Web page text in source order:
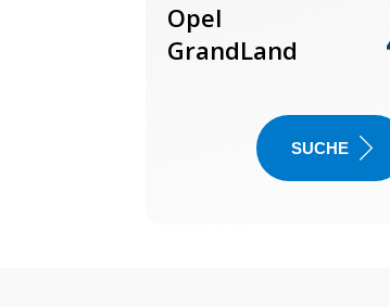
Opel
GrandLand
SUCHE